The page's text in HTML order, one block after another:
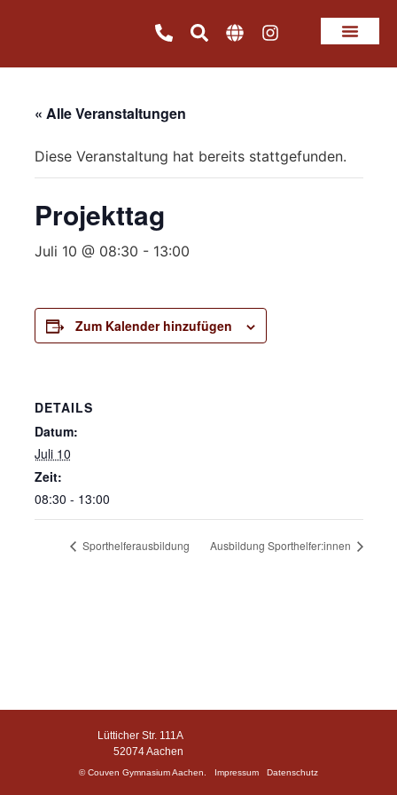
« Alle Veranstaltungen
Diese Veranstaltung hat bereits stattgefunden.
Projekttag
Juli 10 @ 08:30 - 13:00
Zum Kalender hinzufügen
DETAILS
Datum:
Juli 10
Zeit:
08:30 - 13:00
Sporthelferausbildung Ausbildung Sporthelfer:innen
Lütticher Str. 111A
52074 Aachen
© Couven Gymnasium Aachen. Impressum Datenschutz